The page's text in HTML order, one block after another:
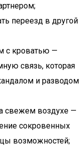
переезд в другой
с кроватью —
связь, которая
и разводом
свежем воздухе —
сокровенных
возможностей;